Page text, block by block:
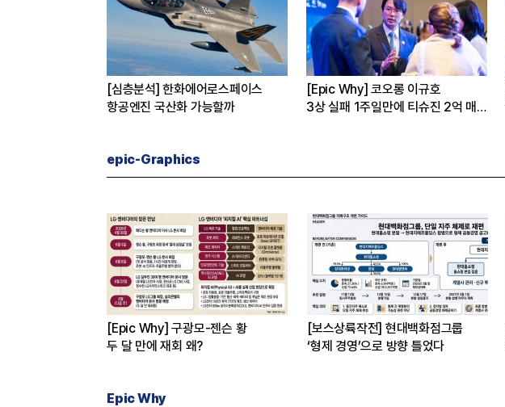
[심층분석] 한화에어로스페이스
항공엔진 국산화 가능할까
[Epic Why] 코오롱 이규호
3상 실패 1주일만에 티슈진 2억 매
epic-Graphics
[Epic Why] 구광모-젠슨 황
두 달 만에 재회 왜?
[보스상륙작전] 현대백화점그룹
‘형제 경영’으로 방향 틀었다
Epic Why